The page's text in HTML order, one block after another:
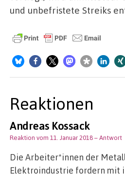
und unbefristete Streiks
Reaktionen
Andreas Kossack
Reaktion vom 11. Januar 2018– Antwort
Die Arbeiter*innen der
Elektroindustrie fordern mit